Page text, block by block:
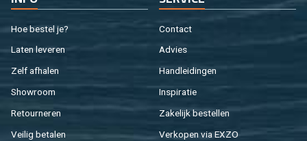
Hoe be­stel je?
Laten le­ve­ren
Zelf af­ha­len
Show­room
Re­tour­ne­ren
Vei­lig be­ta­len
Con­tact
Ad­vies
Hand­lei­din­gen
In­spi­ra­tie
Za­ke­lijk be­stel­len
Ver­ko­pen via EXZO